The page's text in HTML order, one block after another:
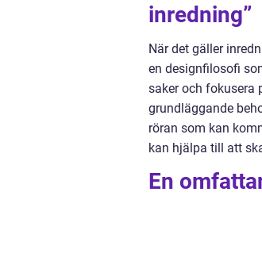
inredning”
När det gäller
en designfilosofi
saker och fokusera
grundläggande
röran som kan
kan hjälpa till att
En